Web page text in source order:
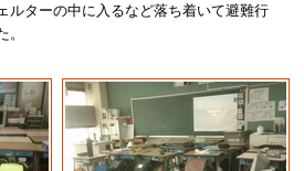
ルターの中に入るなど落ち着いて避難行